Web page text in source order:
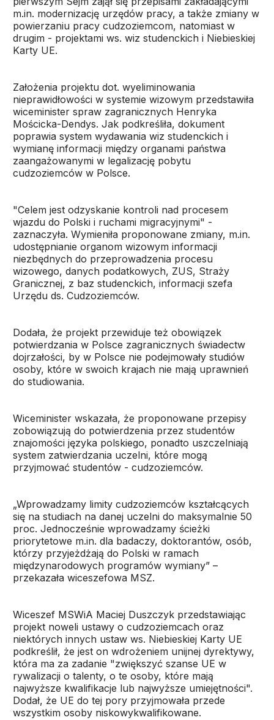
m.in. modernizację urzędów pracy, a także zmiany w
powierzaniu pracy cudzoziemcom, natomiast w
drugim - projektami ws. wiz studenckich i Niebieskiej
Karty UE.
Założenia projektu dot. wyeliminowania
nieprawidłowości w systemie wizowym przedstawiła
wiceminister spraw zagranicznych Henryka
Mościcka-Dendys. Jak podkreśliła, dokument
poprawia system wydawania wiz studenckich i
wymianę informacji między organami państwa
zaangażowanymi w legalizację pobytu
cudzoziemców w Polsce.
"Celem jest odzyskanie kontroli nad procesem
wjazdu do Polski i ruchami migracyjnymi" -
zaznaczyła. Wymieniła proponowane zmiany, m.in.
udostępnianie organom wizowym informacji
niezbędnych do przeprowadzenia procesu
wizowego, danych podatkowych, ZUS, Straży
Granicznej, z baz studenckich, informacji szefa
Urzędu ds. Cudzoziemców.
Dodała, że projekt przewiduje też obowiązek
potwierdzania w Polsce zagranicznych świadectw
dojrzałości, by w Polsce nie podejmowały studiów
osoby, które w swoich krajach nie mają uprawnień
do studiowania.
Wiceminister wskazała, że proponowane przepisy
zobowiązują do potwierdzenia przez studentów
znajomości języka polskiego, ponadto uszczelniają
system zatwierdzania uczelni, które mogą
przyjmować studentów - cudzoziemców.
„Wprowadzamy limity cudzoziemców kształcących
się na studiach na danej uczelni do maksymalnie 50
proc. Jednocześnie wprowadzamy ścieżki
priorytetowe m.in. dla badaczy, doktorantów, osób,
którzy przyjeżdżają do Polski w ramach
międzynarodowych programów wymiany” –
przekazała wiceszefowa MSZ.
Wiceszef MSWiA Maciej Duszczyk przedstawiając
projekt noweli ustawy o cudzoziemcach oraz
niektórych innych ustaw ws. Niebieskiej Karty UE
podkreślił, że jest on wdrożeniem unijnej dyrektywy,
która ma za zadanie "zwiększyć szanse UE w
rywalizacji o talenty, o te osoby, które mają
najwyższe kwalifikacje lub najwyższe umiejętności".
Dodał, że UE do tej pory przyjmowała przede
wszystkim osoby niskowykwalifikowane.